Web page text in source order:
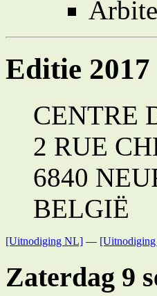
Editie 2017
CENTRE
2 RUE
6840
BELGIË
[Uitnodiging NL] —
Zaterdag 9